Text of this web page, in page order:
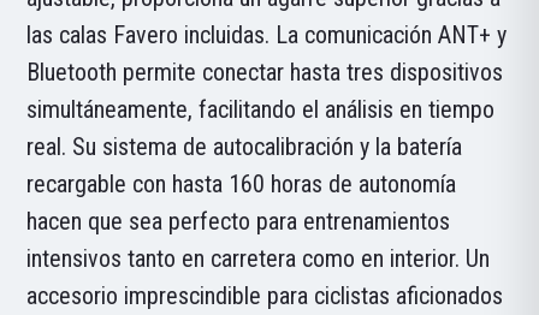
las calas Favero incluidas. La comunicación ANT+ y
Bluetooth permite conectar hasta tres dispositivos
simultáneamente, facilitando el análisis en tiempo
real. Su sistema de autocalibración y la batería
recargable con hasta 160 horas de autonomía
hacen que sea perfecto para entrenamientos
intensivos tanto en carretera como en interior. Un
accesorio imprescindible para ciclistas aficionados